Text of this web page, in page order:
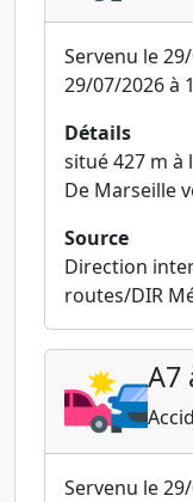
Servenu le
29/07/2026 à
Détails
situé 427 m à
De Marseille
Source
Direction
routes/DIR
A7
Servenu le